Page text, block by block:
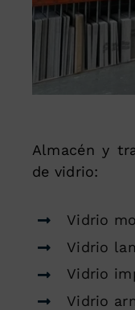
Almacén y
de vidrio:
Vidrio
Vidrio
Vidrio
Vidrio